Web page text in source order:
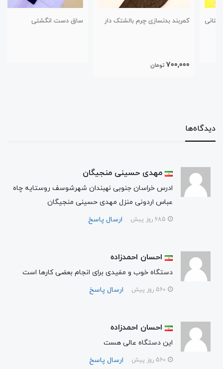
کمربند بدنسازی چرم بالشتک دار
700,000 تومان
ساق دست انگشتی
دیدگاه‌ها
مهدی حسینی منجیگان
ادرس خراسان جنوبی نهبندان شهرشوسف روستایه چاه
عباس اردونی منزل مهدی حسینی منجیگان
ارسال پاسخ
احسان احمدزاده
دستگاه خوب و مفیدی برای انجام بعضی کارها است
ارسال پاسخ
احسان احمدزاده
این دستگاه عالی هست
ارسال پاسخ